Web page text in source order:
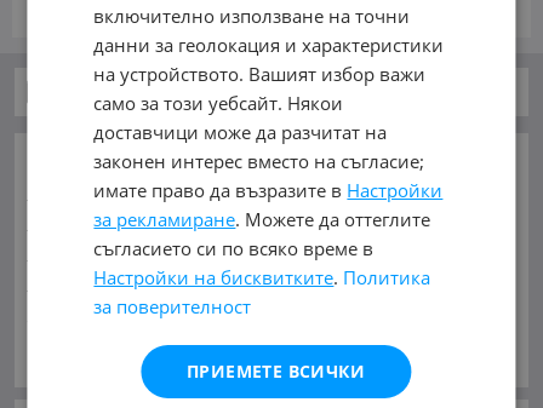
стр. от 1
Автомобили и Джипове
Виж Още
ОСНОВНИ КАТЕГОРИИ В MOBILE.BG:
Карта на сайта Автомобили и ДжиповеБусове
Камиони Мотоциклети Селскостопански
Индустриални Кари Каравани Яхти и Лодки
Ремаркета Велосипеди Части Аксесоари
Гуми и джанти Купува Услуги
(1) AITO (2) Abarth (34) Acura
включително използване на точни
данни за геолокация и характеристики
на устройството. Вашият избор важи
само за този уебсайт. Някои
доставчици може да разчитат на
законен интерес вместо на съгласие;
имате право да възразите в Настройки
за рекламиране. Можете да оттеглите
съгласието си по всяко време в
Настройки на бисквитките. Политика
за поверителност
ПРИЕМЕТЕ ВСИЧКИ